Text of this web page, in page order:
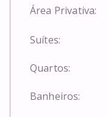
Área Privativa:
Suítes:
Quartos:
Banheiros: